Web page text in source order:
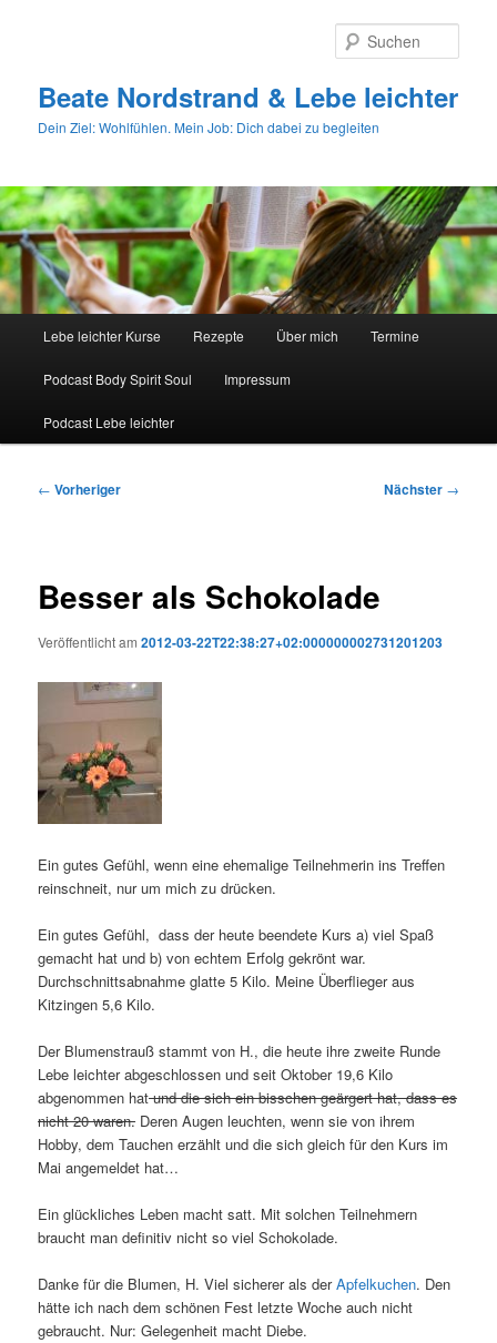
Beate Nordstrand & Lebe leichter
Dein Ziel: Wohlfühlen. Mein Job: Dich dabei zu begleiten
Lebe leichter Kurse Rezepte Über mich Termine
Podcast Body Spirit Soul Impressum
Podcast Lebe leichter
Beitragsnavigation
← Vorheriger Nächster →
Besser als Schokolade
Veröffentlicht am2012-03-22T22:38:27+02:000000002731201203
Ein gutes Gefühl, wenn eine ehemalige Teilnehmerin ins Treffen
reinschneit, nur um mich zu drücken.
Ein gutes Gefühl, dass der heute beendete Kurs a) viel Spaß
gemacht hat und b) von echtem Erfolg gekrönt war.
Durchschnittsabnahme glatte 5 Kilo. Meine Überflieger aus
Kitzingen 5,6 Kilo.
Der Blumenstrauß stammt von H., die heute ihre zweite Runde
Lebe leichter abgeschlossen und seit Oktober 19,6 Kilo
abgenommen hatund die sich ein bisschen geärgert hat, dass es
nicht 20 waren. Deren Augen leuchten, wenn sie von ihrem
Hobby, dem Tauchen erzählt und die sich gleich für den Kurs im
Mai angemeldet hat…
Ein glückliches Leben macht satt. Mit solchen Teilnehmern
braucht man definitiv nicht so viel Schokolade.
Danke für die Blumen, H. Viel sicherer als derApfelkuchen. Den
hätte ich nach dem schönen Fest letzte Woche auch nicht
gebraucht. Nur: Gelegenheit macht Diebe.